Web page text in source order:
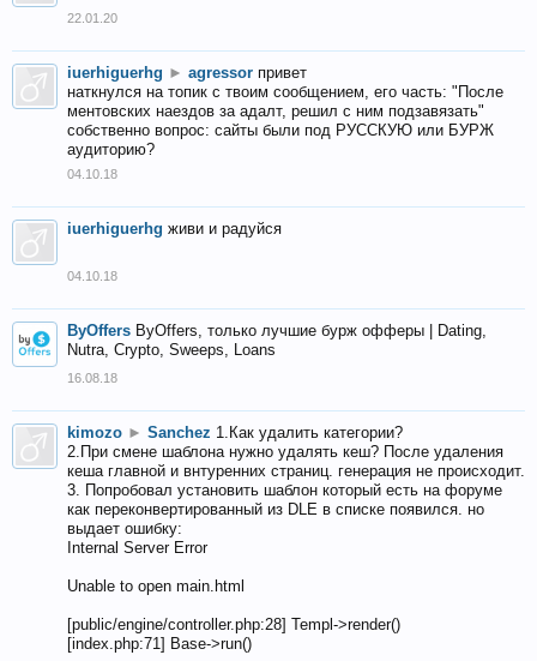
22.01.20
iuerhiguerhg ► agressor привет
наткнулся на топик с твоим сообщением, его часть: "После
ментовских наездов за адалт, решил с ним подзавязать"
собственно вопрос: сайты были под РУССКУЮ или БУРЖ
аудиторию?
04.10.18
iuerhiguerhg живи и радуйся
04.10.18
ByOffers ByOffers, только лучшие бурж офферы | Dating,
Nutra, Crypto, Sweeps, Loans
16.08.18
kimozo ► Sanchez 1.Как удалить категории?
2.При смене шаблона нужно удалять кеш? После удаления
кеша главной и внтуренних страниц. генерация не происходит.
3. Попробовал установить шаблон который есть на форуме
как переконвертированный из DLE в списке появился. но
выдает ошибку:
Internal Server Error
Unable to open main.html
[public/engine/controller.php:28] Templ->render()
[index.php:71] Base->run()